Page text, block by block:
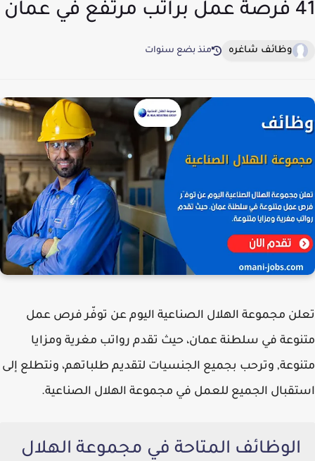
41 فرصة عمل براتب مرتفع في عمان
وظائف شاغره منذ بضع سنوات
تعلن مجموعة الهلال الصناعية اليوم عن توفّر فرص عمل
متنوعة في سلطنة عمان، حيث تقدم رواتب مغرية ومزايا
متنوعة, وترحب بجميع الجنسيات لتقديم طلباتهم، ونتطلع إلى
استقبال الجميع للعمل في مجموعة الهلال الصناعية.
الوظائف المتاحة في مجموعة الهلال